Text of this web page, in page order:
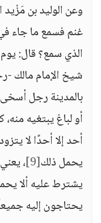
وعن الوليد بن
غنم فسمع ما جاء
الذي سمع؟ قال:
شيخ الإمام مالك -
بالمدينة رجل
أو لباغ يبتغيه
أحد إلا أحدًا لا
يحمل ذلك[9] ،
يشترط عليه ألا
يحتاجون إليه